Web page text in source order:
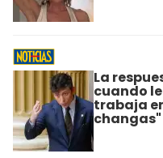
La
cuando
trabaja
changas"